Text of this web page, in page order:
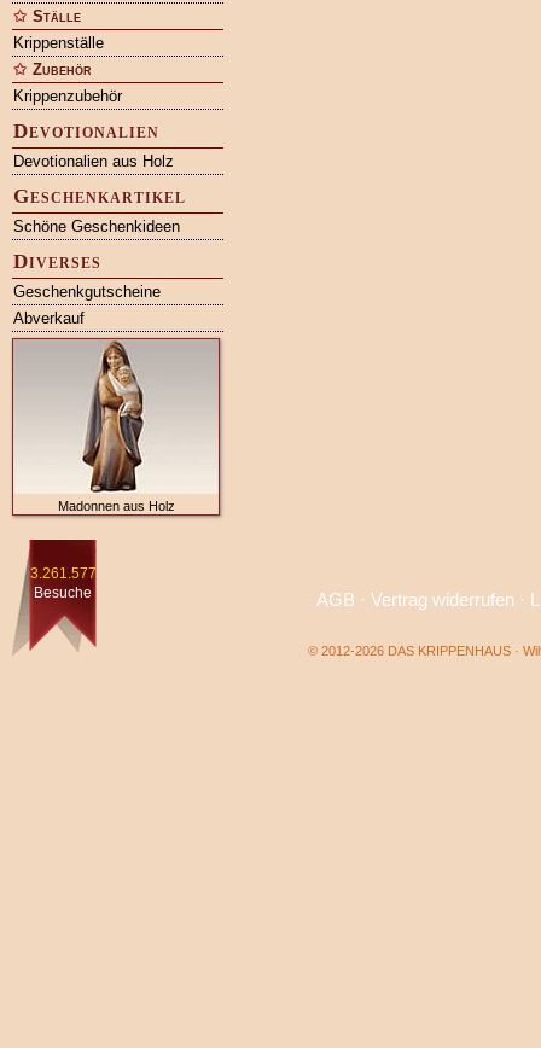
Ställe
Krippenställe
Zubehör
Krippenzubehör
Devotionalien
Devotionalien aus Holz
Geschenkartikel
Schöne Geschenkideen
Diverses
Geschenkgutscheine
Abverkauf
Madonnen aus Holz
3.261.577
Besuche
AGB · Vertrag widerrufen·
© 2012-2026 DAS KRIPPENHAUS ·